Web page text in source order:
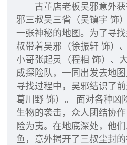
古董店老板吴邪意外
邪三叔吴三省（吴镇宇 饰
一张神秘的地图。为了寻
叔带着吴邪（徐振轩 饰）
小哥张起灵（程相 饰）、
成探险队，一同出发去地图
寻找过程中，吴邪结识了
葛川野 饰）。 面对各种凶
生物的袭击，众人团结协
险为夷。在地底深处，他
鱼，意外揭开了三叔尘封